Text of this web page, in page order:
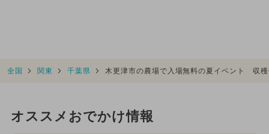
全国 関東 千葉県 木更津市の農場で入場無料の夏イベント 収
オススメおでかけ情報